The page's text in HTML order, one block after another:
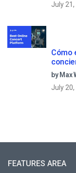
July 21,
Cómo
by Max
July 20,
FEATURES AREA